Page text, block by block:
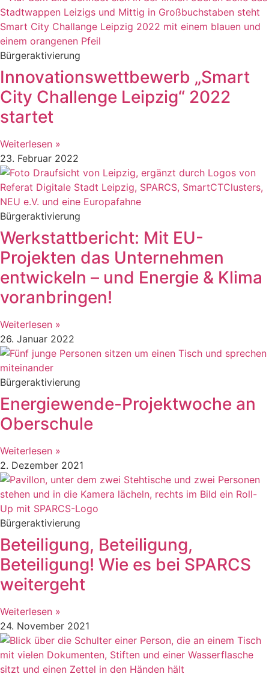
Bürgeraktivierung
Innovationswettbewerb „Smart
City Challenge Leipzig“ 2022
startet
Weiterlesen »
23. Februar 2022
Bürgeraktivierung
Werkstattbericht: Mit EU-
Projekten das Unternehmen
entwickeln – und Energie & Klima
voranbringen!
Weiterlesen »
26. Januar 2022
Bürgeraktivierung
Energiewende-Projektwoche an
Oberschule
Weiterlesen »
2. Dezember 2021
Bürgeraktivierung
Beteiligung, Beteiligung,
Beteiligung! Wie es bei SPARCS
weitergeht
Weiterlesen »
24. November 2021